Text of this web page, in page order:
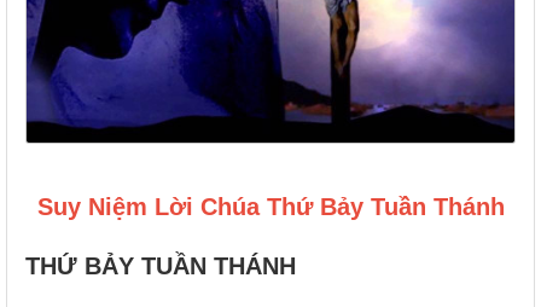
Suy Niệm Lời Chúa Thứ Bảy Tuần Thánh
THỨ BẢY TUẦN THÁNH